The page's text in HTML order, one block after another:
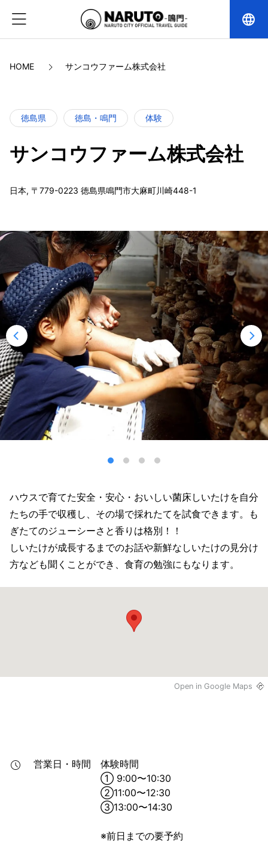
language
HOME サンコウファーム株式会社
徳島県 徳島・鳴門 体験
サンコウファーム株式会社
日本, 〒779-0223 徳島県鳴門市大麻町川崎448-1
ハウスで育てた安全・安心・おいしい菌床しいたけを自分
たちの手で収穫し、その場で採れたてを試食できます。も
ぎたてのジューシーさと香りは格別！！
しいたけが成長するまでのお話や新鮮なしいたけの見分け
方なども聞くことができ、食育の勉強にもなります。
Open in Google Maps
営業日・時間
体験時間
① 9:00〜10:30
②11:00〜12:30
③13:00〜14:30
※前日までの要予約